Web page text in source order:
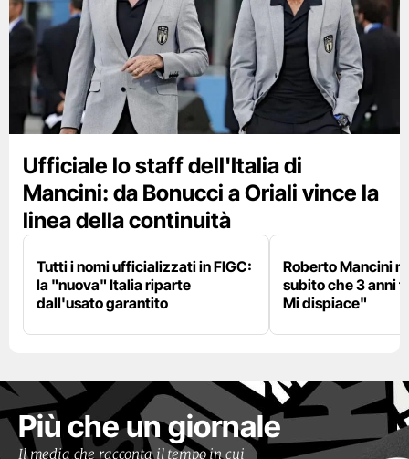
Ufficiale lo staff dell'Italia di
Mancini: da Bonucci a Oriali vince la
linea della continuità
Tutti i nomi ufficializzati in FIGC:
la "nuova" Italia riparte
dall'usato garantito
Roberto Mancini
subito che 3 anni
Mi dispiace"
Più che un giornale
Il media che racconta il tempo in cui